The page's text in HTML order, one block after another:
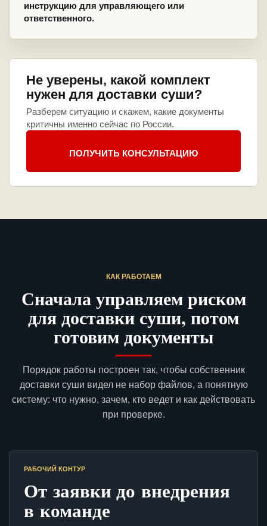
инструкцию для управляющего или
ответственного.
Не уверены, какой комплект
нужен для доставки суши?
Разберем ситуацию и скажем, какие документы
критичны именно сейчас по России.
ПОЛУЧИТЬ КОНСУЛЬТАЦИЮ
КАК РАБОТАЕМ
Сначала управляем риском
для доставки суши, потом
готовим документы
Порядок работы построен так, чтобы собственник
доставки суши видел не набор файлов, а понятную
систему: что нужно, зачем, кто ведет и как действовать
при проверке.
РАБОЧИЙ КОНТУР
От заявки до внедрения
в команде